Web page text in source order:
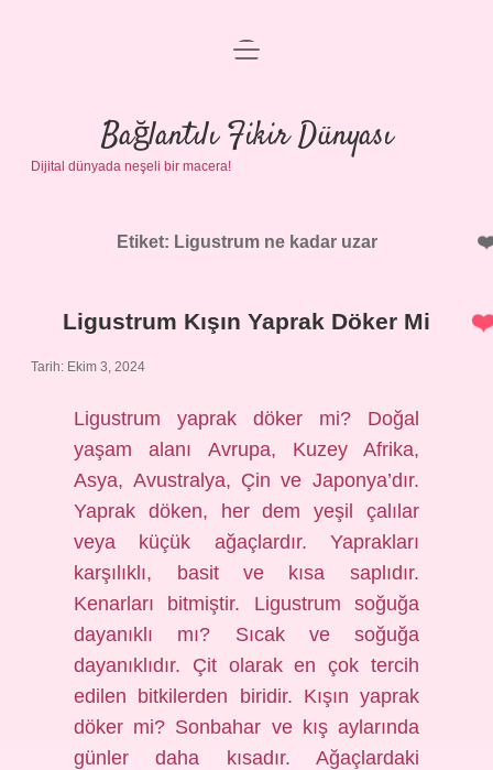
Anasayfa
Gizlilik Politikası
Yasal Uyarı
menüyü
Bağlantılı Fikir Dünyası
Dijital dünyada neşeli bir macera!
Etiket: Ligustrum ne kadar uzar
Ligustrum Kışın Yaprak Döker Mi
Tarih: Ekim 3, 2024
Ligustrum yaprak döker mi? Doğal
yaşam alanı Avrupa, Kuzey Afrika,
Asya, Avustralya, Çin ve Japonya’dır.
Yaprak döken, her dem yeşil çalılar
veya küçük ağaçlardır. Yaprakları
karşılıklı, basit ve kısa saplıdır.
Kenarları bitmiştir. Ligustrum soğuğa
dayanıklı mı? Sıcak ve soğuğa
dayanıklıdır. Çit olarak en çok tercih
edilen bitkilerden biridir. Kışın yaprak
döker mi? Sonbahar ve kış aylarında
günler daha kısadır. Ağaçlardaki